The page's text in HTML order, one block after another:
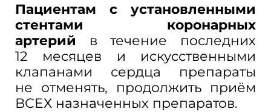
Пациентам с
установленными
стентами коронарных
артерий в
течение последних
12
месяцев и
искусственными
клапанами сердца препараты
не отменять, продолжить приём
ВСЕХ назначенных препаратов.